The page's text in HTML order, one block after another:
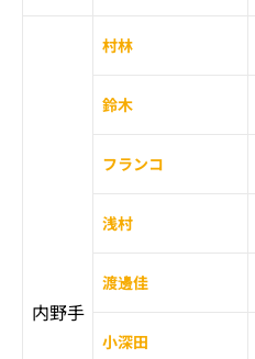
内野手
村林
鈴木
フランコ
浅村
渡邊佳
小深田